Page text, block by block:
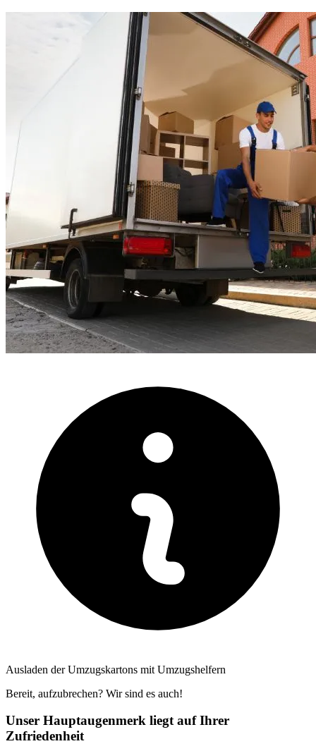
Ausladen der Umzugskartons mit Umzugshelfern
Bereit, aufzubrechen? Wir sind es auch!
Unser Hauptaugenmerk liegt auf Ihrer
Zufriedenheit